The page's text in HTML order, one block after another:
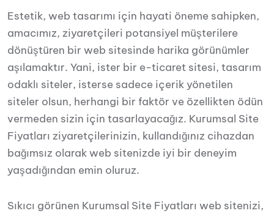
Estetik, web tasarımı için hayati öneme sahipken,
amacımız, ziyaretçileri potansiyel müşterilere
dönüştüren bir web sitesinde harika görünümler
aşılamaktır. Yani, ister bir e-ticaret sitesi, tasarım
odaklı siteler, isterse sadece içerik yönetilen
siteler olsun, herhangi bir faktör ve özellikten ödün
vermeden sizin için tasarlayacağız. Kurumsal Site
Fiyatları ziyaretçilerinizin, kullandığınız cihazdan
bağımsız olarak web sitenizde iyi bir deneyim
yaşadığından emin oluruz.
Sıkıcı görünen Kurumsal Site Fiyatları web sitenizi,